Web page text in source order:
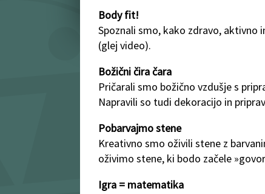
Body fit!
Spoznali smo, kako zdravo, aktivno
(glej video).
Božični čira čara
Pričarali smo božično vzdušje s
Napravili so tudi dekoracijo in
Pobarvajmo stene
Kreativno smo oživili stene z
oživimo stene, ki bodo začele
Igra = matematika